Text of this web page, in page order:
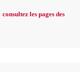
consultez les pages des